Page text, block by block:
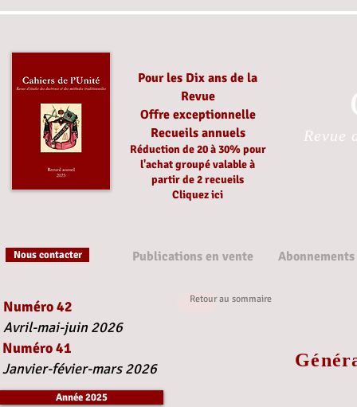
Pour les Dix ans de la
Revue
Offre exceptionnelle
Recueils annuels
Réduction de 20 à 30%pour
l'achat groupévalable à
partirde 2 recueils
Cliquez ici
Revue
Nous contacter Publications en vente Abonnements
Retour au sommaire
Numéro 42
Avril-mai-juin 2026
Numéro 41
Janvier-févier-mars 2026
Année 2025